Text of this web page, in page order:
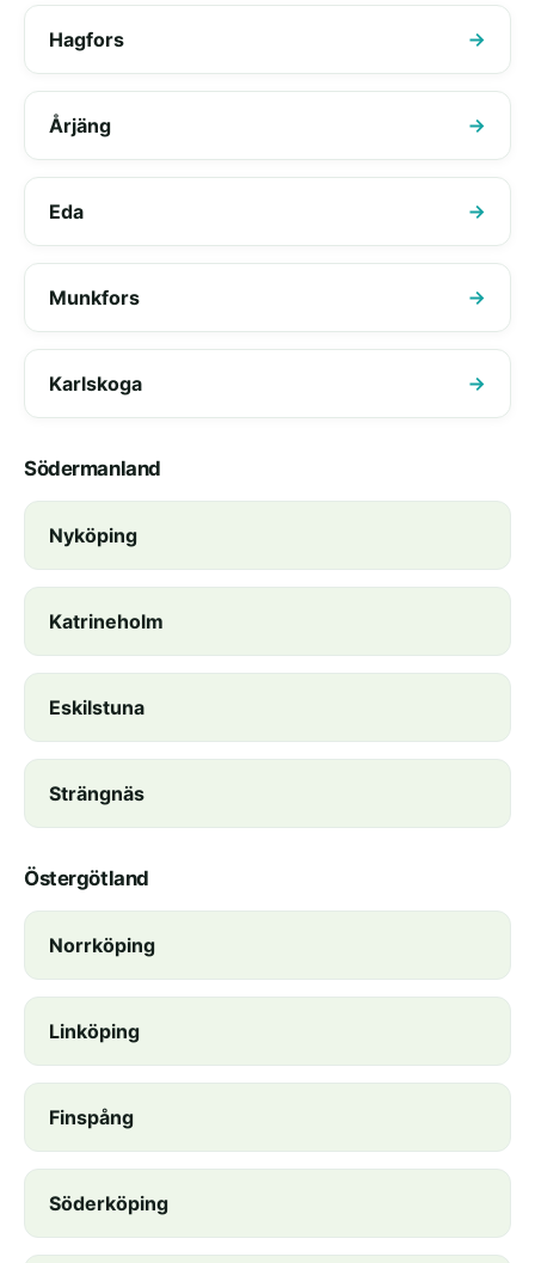
Hagfors
Årjäng
Eda
Munkfors
Karlskoga
Södermanland
Nyköping
Katrineholm
Eskilstuna
Strängnäs
Östergötland
Norrköping
Linköping
Finspång
Söderköping